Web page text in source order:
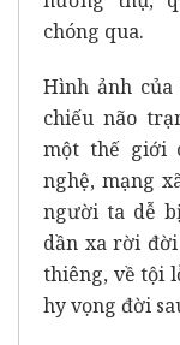
chóng qua.
Hình ảnh của
chiếu não
một thế giới
nghệ, mạng
người ta dễ
dần xa rời
thiêng, về tội
hy vọng đời